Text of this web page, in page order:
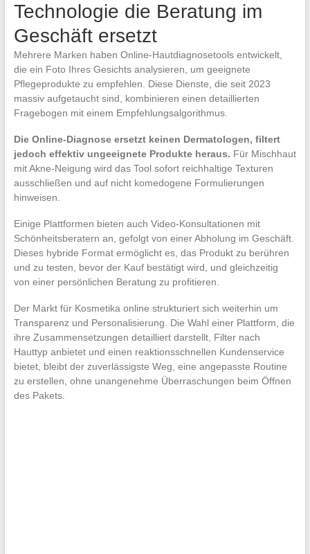
Technologie die Beratung im
Geschäft ersetzt
Mehrere Marken haben Online-Hautdiagnosetools entwickelt,
die ein Foto Ihres Gesichts analysieren, um geeignete
Pflegeprodukte zu empfehlen. Diese Dienste, die seit 2023
massiv aufgetaucht sind, kombinieren einen detaillierten
Fragebogen mit einem Empfehlungsalgorithmus.
Die Online-Diagnose ersetzt keinen Dermatologen, filtert
jedoch effektiv ungeeignete Produkte heraus. Für Mischhaut
mit Akne-Neigung wird das Tool sofort reichhaltige Texturen
ausschließen und auf nicht komedogene Formulierungen
hinweisen.
Einige Plattformen bieten auch Video-Konsultationen mit
Schönheitsberatern an, gefolgt von einer Abholung im Geschäft.
Dieses hybride Format ermöglicht es, das Produkt zu berühren
und zu testen, bevor der Kauf bestätigt wird, und gleichzeitig
von einer persönlichen Beratung zu profitieren.
Der Markt für Kosmetika online strukturiert sich weiterhin um
Transparenz und Personalisierung. Die Wahl einer Plattform, die
ihre Zusammensetzungen detailliert darstellt, Filter nach
Hauttyp anbietet und einen reaktionsschnellen Kundenservice
bietet, bleibt der zuverlässigste Weg, eine angepasste Routine
zu erstellen, ohne unangenehme Überraschungen beim Öffnen
des Pakets.